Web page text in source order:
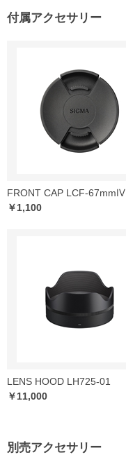
付属アクセサリー
FRONT CAP LCF-67mmⅣ
￥1,100
LENS HOOD LH725-01
￥11,000
別売アクセサリー